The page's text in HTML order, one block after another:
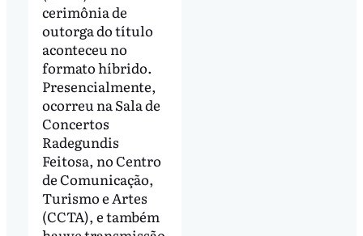
cerimônia de
outorga do título
aconteceu no
formato híbrido.
Presencialmente,
ocorreu na Sala de
Concertos
Radegundis
Feitosa, no Centro
de Comunicação,
Turismo e Artes
(CCTA), e também